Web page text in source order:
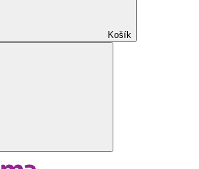
Košík